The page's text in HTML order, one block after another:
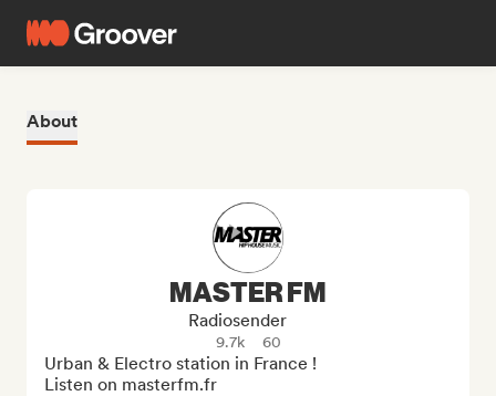
About
MASTER FM
Radiosender
9.7k 60
Urban & Electro station in France !
Listen on masterfm.fr